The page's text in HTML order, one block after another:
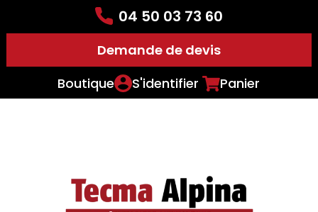
04 50 03 73 60
Demande de devis
Boutique
S'identifier Panier